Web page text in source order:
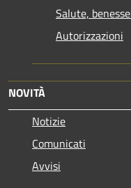
Salute,
Autorizzazioni
NOVITÀ
Notizie
Comunicati
Avvisi